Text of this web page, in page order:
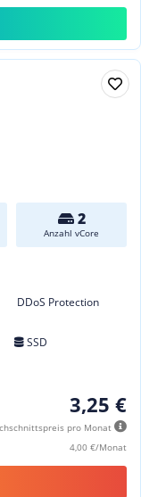
2
Anzahl vCore
DDoS Protection
SSD
3,25 €
pro Monat
4,00 €/Monat